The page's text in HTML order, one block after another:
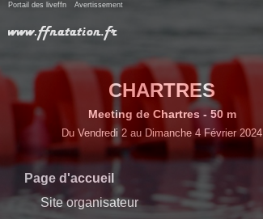
Portail des liveffn Avertissement
CHARTRES
Meeting de Chartres - 50 m
Du Vendredi 2 au Dimanche 4 Février 2024
Page d'accueil
Site organisateur